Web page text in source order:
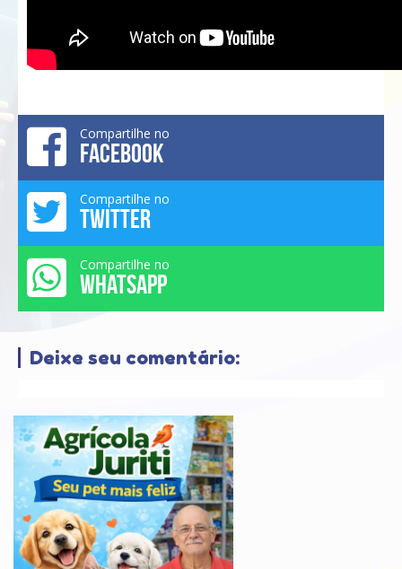
Compartilhe no
FACEBOOK
Compartilhe no
TWITTER
Compartilhe no
WHATSAPP
Deixe seu comentário: